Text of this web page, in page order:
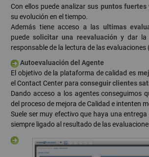
Con ellos puede analizar sus puntos fuertes
su evolución en el tiempo.
Además tiene acceso a las ultimas
puedesolicitar una reevaluación y dar la
responsable de la lectura de las evaluaciones
Autoevaluación del Agente
El objetivo de la plataforma de calidad es
el Contact Center paraconseguir clientes
Dando acceso a los agentes conseguimos
del proceso de mejora de Calidad e intenten
Suele ser muy efectivo que haya una
siempre ligado al resultado de las